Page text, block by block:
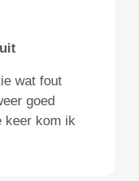
wat fout
goed
keer kom ik